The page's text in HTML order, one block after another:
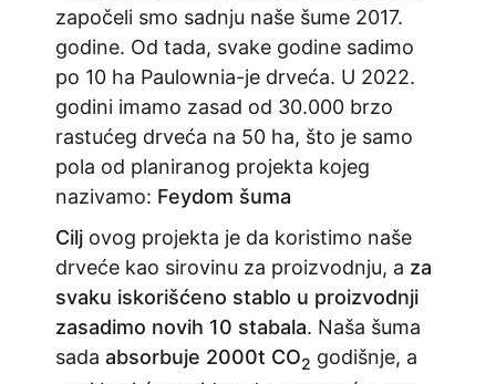
započeli smo sadnju naše šume 2017.
godine. Od tada, svake godine sadimo
po 10 ha Paulownia-je drveća. U 2022.
godini imamo zasad od 30.000 brzo
rastućeg drveća na 50 ha, što je samo
pola od planiranog projekta kojeg
nazivamo: Feydom šuma
Cilj ovog projekta je da koristimo naše
drveće kao sirovinu za proizvodnju, a za
svaku iskorišćeno stablo u proizvodnji
zasadimo novih 10 stabala. Naša šuma
sada absorbuje 2000t CO2 godišnje, a